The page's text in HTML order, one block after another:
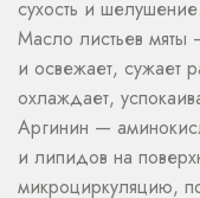
сухость и шелушение.
Масло листьев мяты
и освежает, сужает
охлаждает,
Аргинин —
и липидов на
микроциркуляцию,